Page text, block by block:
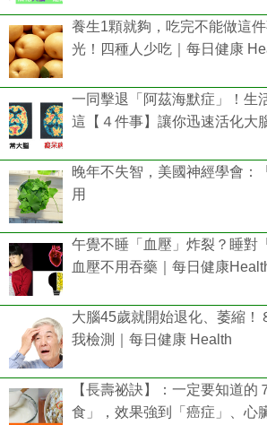
養生1顆就夠，吃完不能做這
光！四種人少吃｜每日健康
一同擊退「阿茲海默症」！生
這【４件事】讓你迅速活化大
晚年不失智，美國神經學會：
用
午覺不睡「血壓」炸裂？睡對
血壓不用吞藥｜每日健康
大腦45歲就開始退化、萎縮！
我檢測｜每日健康 Health
【長壽祕訣】：一定要知道的
食」，效果強到「癌症」、心